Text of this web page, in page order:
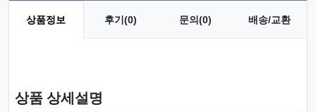
상품정보 후기(0) 문의(0) 배송/교환
상품 상세설명